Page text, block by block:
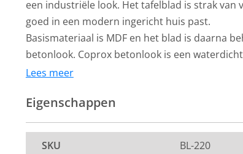
een industriële look. Het tafelblad is strak van
goed in een modern ingericht huis past.
Basismateriaal is MDF en het blad is daarna
betonlook. Coprox betonlook is een
voor diverse ondergronden.De tafelbladen zijn
eettafels. Bij ons profiteer je altijd van de
tafels. Voor meer inspiratie kun je ook terecht
Lees meer
Eigenschappen
SKU
BL-220